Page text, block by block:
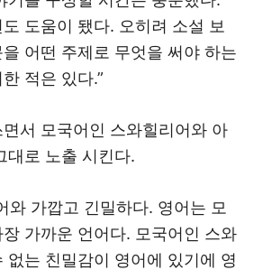
도움이 됐다. 오히려 소설 보
어떤 주제로 무엇을 써야 하는
적은 있다.”
서 모국어인 스와힐리어와 아
대로 노출 시킨다.
와 가깝고 긴밀하다. 영어는 모
가까운 언어다. 모국어인 스와
없는 친밀감이 영어에 있기에 영